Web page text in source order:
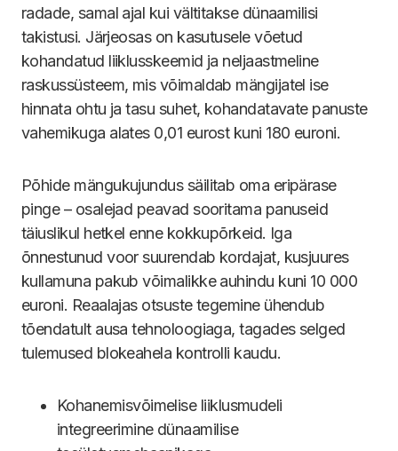
radade, samal ajal kui vältitakse dünaamilisi
takistusi. Järjeosas on kasutusele võetud
kohandatud liiklusskeemid ja neljaastmeline
raskussüsteem, mis võimaldab mängijatel ise
hinnata ohtu ja tasu suhet, kohandatavate panuste
vahemikuga alates 0,01 eurost kuni 180 euroni.
Põhide mängukujundus säilitab oma eripärase
pinge – osalejad peavad sooritama panuseid
täiuslikul hetkel enne kokkupõrkeid. Iga
õnnestunud voor suurendab kordajat, kusjuures
kullamuna pakub võimalikke auhindu kuni 10 000
euroni. Reaalajas otsuste tegemine ühendub
tõendatult ausa tehnoloogiaga, tagades selged
tulemused blokeahela kontrolli kaudu.
Kohanemisvõimelise liiklusmudeli
integreerimine dünaamilise